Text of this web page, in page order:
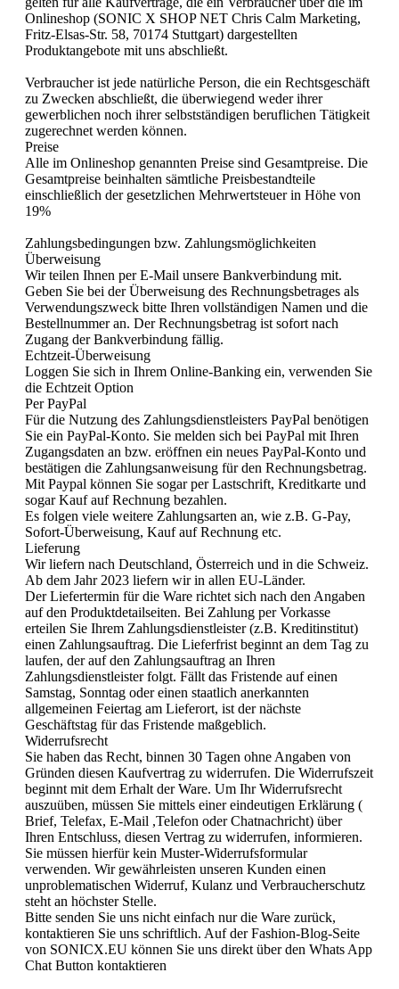
Onlineshop (SONIC X SHOP NET Chris Calm Marketing,
Fritz-Elsas-Str. 58, 70174 Stuttgart) dargestellten
Produktangebote mit uns abschließt.
Verbraucher ist jede natürliche Person, die ein Rechtsgeschäft
zu Zwecken abschließt, die überwiegend weder ihrer
gewerblichen noch ihrer selbstständigen beruflichen Tätigkeit
zugerechnet werden können.
Preise
Alle im Onlineshop genannten Preise sind Gesamtpreise. Die
Gesamtpreise beinhalten sämtliche Preisbestandteile
einschließlich der gesetzlichen Mehrwertsteuer in Höhe von
19%
Zahlungsbedingungen bzw. Zahlungsmöglichkeiten
Überweisung
Wir teilen Ihnen per E-Mail unsere Bankverbindung mit.
Geben Sie bei der Überweisung des Rechnungsbetrages als
Verwendungszweck bitte Ihren vollständigen Namen und die
Bestellnummer an. Der Rechnungsbetrag ist sofort nach
Zugang der Bankverbindung fällig.
Echtzeit-Überweisung
Loggen Sie sich in Ihrem Online-Banking ein, verwenden Sie
die Echtzeit Option
Per PayPal
Für die Nutzung des Zahlungsdienstleisters PayPal benötigen
Sie ein PayPal-Konto. Sie melden sich bei PayPal mit Ihren
Zugangsdaten an bzw. eröffnen ein neues PayPal-Konto und
bestätigen die Zahlungsanweisung für den Rechnungsbetrag.
Mit Paypal können Sie sogar per Lastschrift, Kreditkarte und
sogar Kauf auf Rechnung bezahlen.
Es folgen viele weitere Zahlungsarten an, wie z.B. G-Pay,
Sofort-Überweisung, Kauf auf Rechnung etc.
Lieferung
Wir liefern nach Deutschland, Österreich und in die Schweiz.
Ab dem Jahr 2023 liefern wir in allen EU-Länder.
Der Liefertermin für die Ware richtet sich nach den Angaben
auf den Produktdetailseiten. Bei Zahlung per Vorkasse
erteilen Sie Ihrem Zahlungsdienstleister (z.B. Kreditinstitut)
einen Zahlungsauftrag. Die Lieferfrist beginnt an dem Tag zu
laufen, der auf den Zahlungsauftrag an Ihren
Zahlungsdienstleister folgt. Fällt das Fristende auf einen
Samstag, Sonntag oder einen staatlich anerkannten
allgemeinen Feiertag am Lieferort, ist der nächste
Geschäftstag für das Fristende maßgeblich.
Widerrufsrecht
Sie haben das Recht, binnen 30 Tagen ohne Angaben von
Gründen diesen Kaufvertrag zu widerrufen. Die Widerrufszeit
beginnt mit dem Erhalt der Ware. Um Ihr Widerrufsrecht
auszuüben, müssen Sie mittels einer eindeutigen Erklärung (
Brief, Telefax, E-Mail ,Telefon oder Chatnachricht) über
Ihren Entschluss, diesen Vertrag zu widerrufen, informieren.
Sie müssen hierfür kein Muster-Widerrufsformular
verwenden. Wir gewährleisten unseren Kunden einen
unproblematischen Widerruf, Kulanz und Verbraucherschutz
steht an höchster Stelle.
Bitte senden Sie uns nicht einfach nur die Ware zurück,
kontaktieren Sie uns schriftlich. Auf der Fashion-Blog-Seite
von SONICX.EU können Sie uns direkt über den Whats App
Chat Button kontaktieren